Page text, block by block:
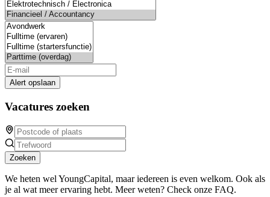
Alert opslaan
Vacatures zoeken
Zoeken
We heten wel YoungCapital, maar iedereen is even welkom. Ook als
je al wat meer ervaring hebt. Meer weten? Check onze FAQ.